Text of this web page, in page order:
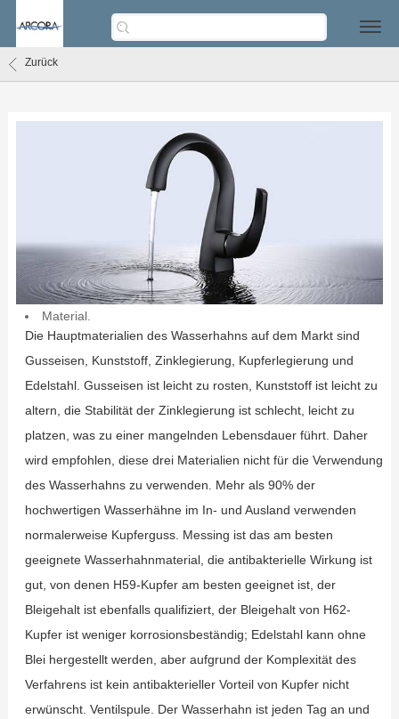
Zurück
Material.
Die Hauptmaterialien des Wasserhahns auf dem Markt sind
Gusseisen, Kunststoff, Zinklegierung, Kupferlegierung und
Edelstahl. Gusseisen ist leicht zu rosten, Kunststoff ist leicht zu
altern, die Stabilität der Zinklegierung ist schlecht, leicht zu
platzen, was zu einer mangelnden Lebensdauer führt. Daher
wird empfohlen, diese drei Materialien nicht für die Verwendung
des Wasserhahns zu verwenden. Mehr als 90% der
hochwertigen Wasserhähne im In- und Ausland verwenden
normalerweise Kupferguss. Messing ist das am besten
geeignete Wasserhahnmaterial, die antibakterielle Wirkung ist
gut, von denen H59-Kupfer am besten geeignet ist, der
Bleigehalt ist ebenfalls qualifiziert, der Bleigehalt von H62-
Kupfer ist weniger korrosionsbeständig; Edelstahl kann ohne
Blei hergestellt werden, aber aufgrund der Komplexität des
Verfahrens ist kein antibakterieller Vorteil von Kupfer nicht
erwünscht. Ventilspule. Der Wasserhahn ist jeden Tag an und